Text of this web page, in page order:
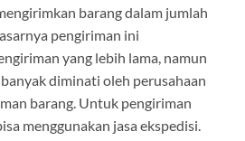
barang dalam jumlah
pengiriman ini
yang lebih lama, namun
diminati oleh perusahaan
barang. Untuk pengiriman
menggunakan jasa ekspedisi.